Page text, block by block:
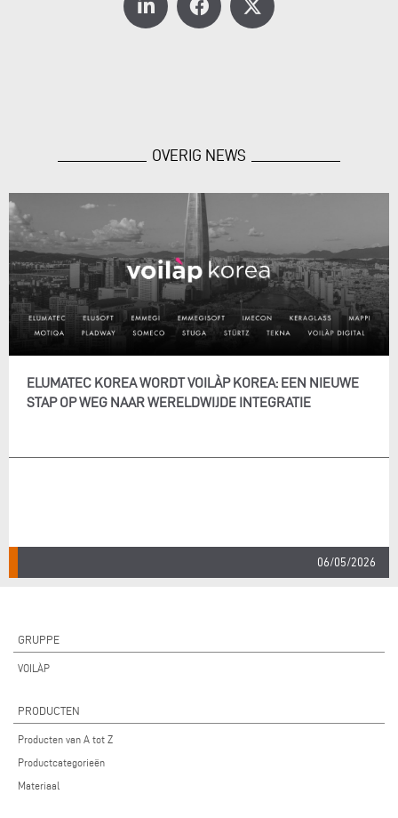
OVERIG NEWS
ELUMATEC KOREA WORDT VOILÀP KOREA: EEN NIEUWE
STAP OP WEG NAAR WERELDWIJDE INTEGRATIE
06/05/2026
GRUPPE
VOILÀP
PRODUCTEN
Producten van A tot Z
Productcategorieën
Materiaal